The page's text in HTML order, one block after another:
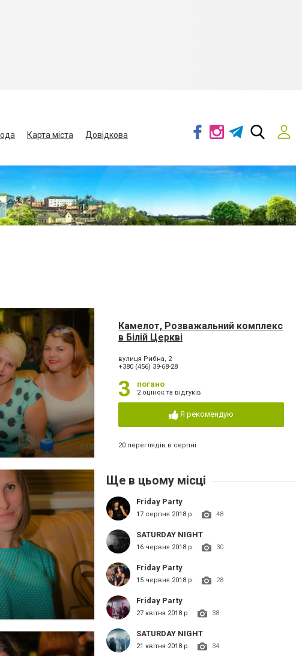
Карта міста
Довідкова
Камелот, Розважальний комплекс
в Білій Церкві
вулиця Рибна, 2
+380 (456) 39-68-28
3 погано
2 оцінок та відгуків
Я рекомендую
20 переглядів в серпні
Ще в цьому місці
Friday Party
17 серпня 2018 р. 48
SATURDAY NIGHT
16 червня 2018 р. 30
Friday Party
15 червня 2018 р. 28
Friday Party
27 квітня 2018 р. 38
SATURDAY NIGHT
21 квітня 2018 р. 34